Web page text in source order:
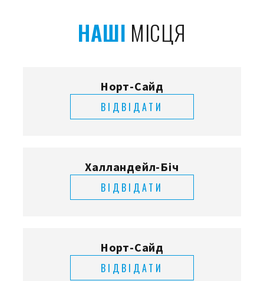
НАШІ МІСЦЯ
Норт-Сайд
ВІДВІДАТИ
Халландейл-Біч
ВІДВІДАТИ
Норт-Сайд
ВІДВІДАТИ